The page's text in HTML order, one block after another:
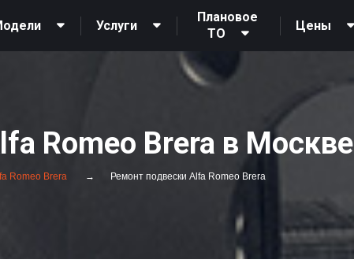
Услуги
Плановое
ТО
Цены
Romeo Brera в Москве
Romeo Brera Ремонт подвески Alfa Romeo Brera